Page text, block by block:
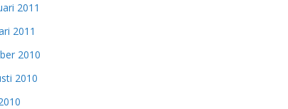
2011
2011
2010
2010